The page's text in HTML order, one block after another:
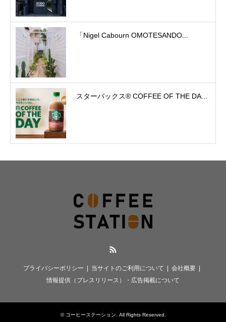
「Nigel Cabourn OMOTESANDO...
スターバックス® COFFEE OF THE DA...
プライバシーポリシー 当サイトのご利用について
会社概要
情報提供（プレスリリース）・広告掲載について
© コーヒーステーション . All Rights Reserved.